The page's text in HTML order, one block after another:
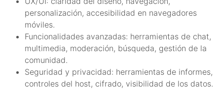
personalización, accesibilidad en navegadores
móviles.
Funcionalidades avanzadas: herramientas de chat,
multimedia, moderación, búsqueda, gestión de la
comunidad.
Seguridad y privacidad: herramientas de informes,
controles del host, cifrado, visibilidad de los datos.